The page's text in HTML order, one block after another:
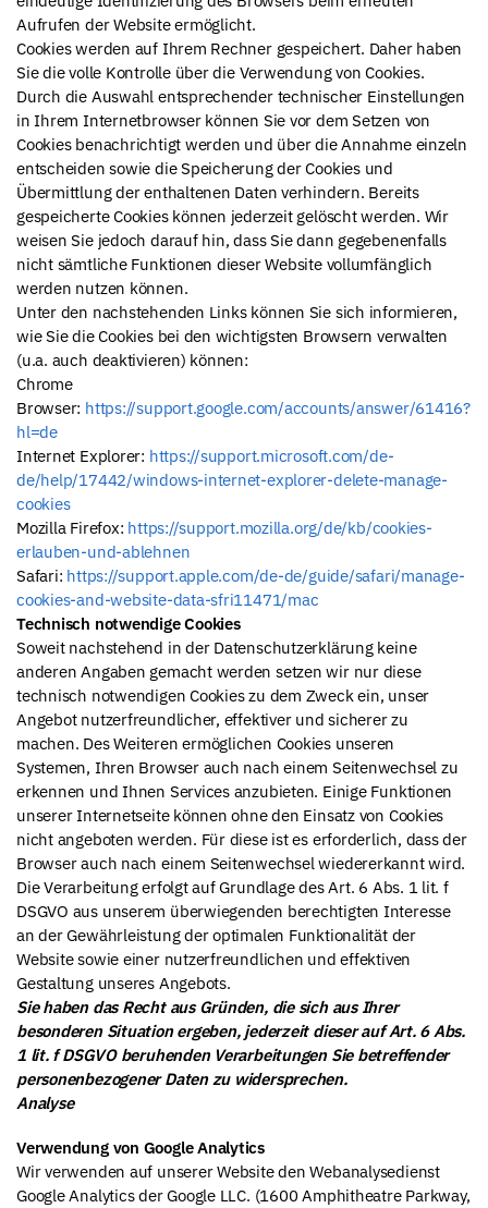
Aufrufen der Website ermöglicht.
Cookies werden auf Ihrem Rechner gespeichert. Daher haben
Sie die volle Kontrolle über die Verwendung von Cookies.
Durch die Auswahl entsprechender technischer Einstellungen
in Ihrem Internetbrowser können Sie vor dem Setzen von
Cookies benachrichtigt werden und über die Annahme einzeln
entscheiden sowie die Speicherung der Cookies und
Übermittlung der enthaltenen Daten verhindern. Bereits
gespeicherte Cookies können jederzeit gelöscht werden. Wir
weisen Sie jedoch darauf hin, dass Sie dann gegebenenfalls
nicht sämtliche Funktionen dieser Website vollumfänglich
werden nutzen können.
Unter den nachstehenden Links können Sie sich informieren,
wie Sie die Cookies bei den wichtigsten Browsern verwalten
(u.a. auch deaktivieren) können:
Chrome
Browser: https://support.google.com/accounts/answer/61416?
hl=de
Internet Explorer: https://support.microsoft.com/de-
de/help/17442/windows-internet-explorer-delete-manage-
cookies
Mozilla Firefox: https://support.mozilla.org/de/kb/cookies-
erlauben-und-ablehnen
Safari: https://support.apple.com/de-de/guide/safari/manage-
cookies-and-website-data-sfri11471/mac
Technisch notwendige Cookies
Soweit nachstehend in der Datenschutzerklärung keine
anderen Angaben gemacht werden setzen wir nur diese
technisch notwendigen Cookies zu dem Zweck ein, unser
Angebot nutzerfreundlicher, effektiver und sicherer zu
machen. Des Weiteren ermöglichen Cookies unseren
Systemen, Ihren Browser auch nach einem Seitenwechsel zu
erkennen und Ihnen Services anzubieten. Einige Funktionen
unserer Internetseite können ohne den Einsatz von Cookies
nicht angeboten werden. Für diese ist es erforderlich, dass der
Browser auch nach einem Seitenwechsel wiedererkannt wird.
Die Verarbeitung erfolgt auf Grundlage des Art. 6 Abs. 1 lit. f
DSGVO aus unserem überwiegenden berechtigten Interesse
an der Gewährleistung der optimalen Funktionalität der
Website sowie einer nutzerfreundlichen und effektiven
Gestaltung unseres Angebots.
Sie haben das Recht aus Gründen, die sich aus Ihrer
besonderen Situation ergeben, jederzeit dieser auf Art. 6 Abs.
1 lit. f DSGVO beruhenden Verarbeitungen Sie betreffender
personenbezogener Daten zu widersprechen.
Analyse
Verwendung von Google Analytics
Wir verwenden auf unserer Website den Webanalysedienst
Google Analytics der Google LLC. (1600 Amphitheatre Parkway,